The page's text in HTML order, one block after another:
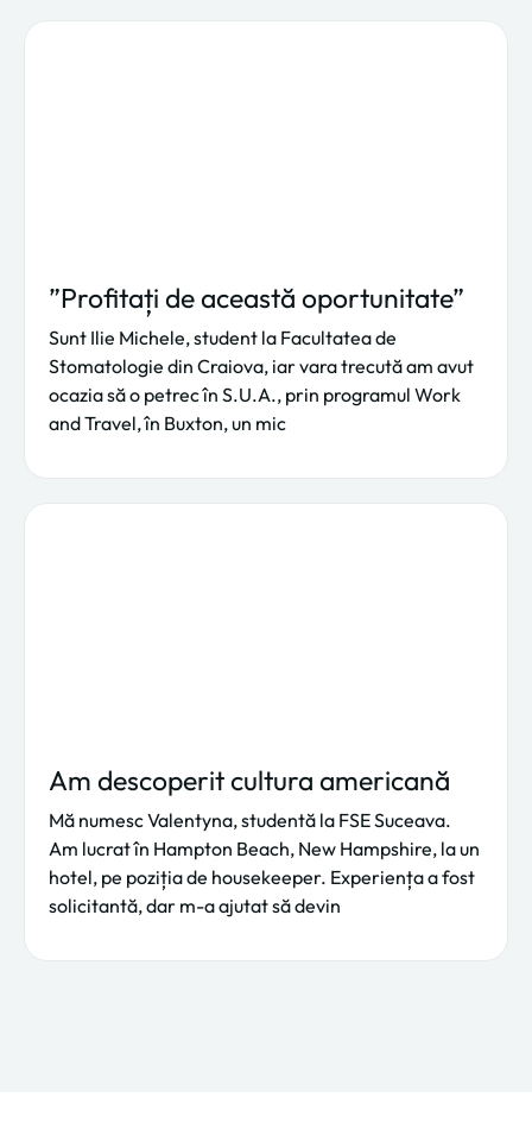
”Profitați de această oportunitate”
Sunt Ilie Michele, student la Facultatea de
Stomatologie din Craiova, iar vara trecută am avut
ocazia să o petrec în S.U.A., prin programul Work
and Travel, în Buxton, un mic
Am descoperit cultura americană
Mă numesc Valentyna, studentă la FSE Suceava.
Am lucrat în Hampton Beach, New Hampshire, la un
hotel, pe poziția de housekeeper. Experiența a fost
solicitantă, dar m-a ajutat să devin